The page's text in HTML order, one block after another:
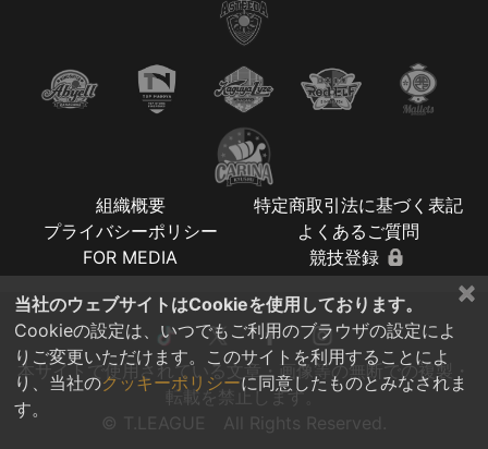
組織概要
特定商取引法に基づく表記
プライバシーポリシー
よくあるご質問
FOR MEDIA
競技登録
本サイトで使用されている文章・画像等の無断での複製・
転載を禁止します。
© T.LEAGUE All Rights Reserved.
×
当社のウェブサイトはCookieを使用しております。
Cookieの設定は、いつでもご利用のブラウザの設定によ
りご変更いただけます。このサイトを利用することによ
り、当社のクッキーポリシーに同意したものとみなされま
す。